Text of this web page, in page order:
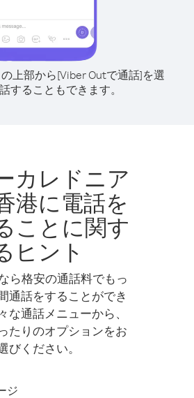
上部から[Viber Outで通話]を選
することもできます。
カレドニア
港に電話を
ことに関す
ヒント
ら格安の通話料でもっ
通話をすることができ
な通話メニューから、
たりのオプションをお
びください。
ジ